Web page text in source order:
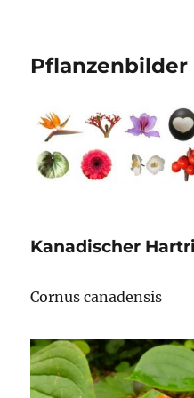
Pflanzenbilder
Kanadischer
Cornus canadensis